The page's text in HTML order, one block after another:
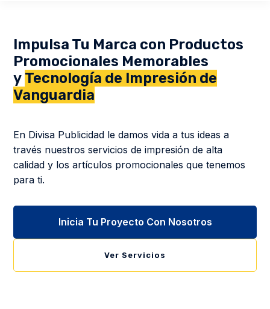
Impulsa Tu Marca con Productos
Promocionales Memorables
y Tecnología de Impresión de
Vanguardia
En Divisa Publicidad le damos vida a tus ideas a
través nuestros servicios de impresión de alta
calidad y los artículos promocionales que tenemos
para ti.
Inicia Tu Proyecto Con Nosotros
Ver Servicios